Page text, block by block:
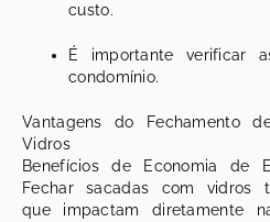
custo.
É importante verificar
condomínio.
Vantagens do Fechamento
Vidros
Benefícios de Economia de
Fechar sacadas com
que impactam diretamente